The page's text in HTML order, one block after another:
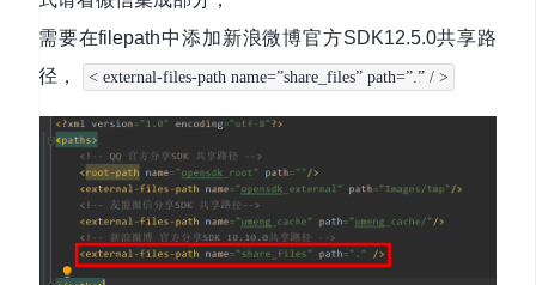
需要在filepath中添加新浪微博官方SDK12.5.0共享路
径，
< external-files-path name=”share_files” path=”.” / >